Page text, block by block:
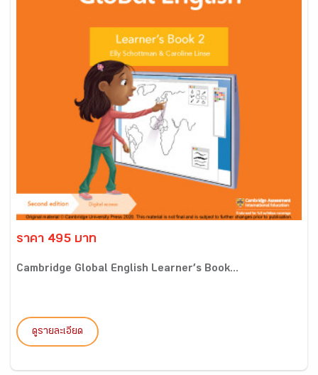
ราคา 495 บาท
Cambridge Global English Learner’s Book...
ดูรายละเอียด